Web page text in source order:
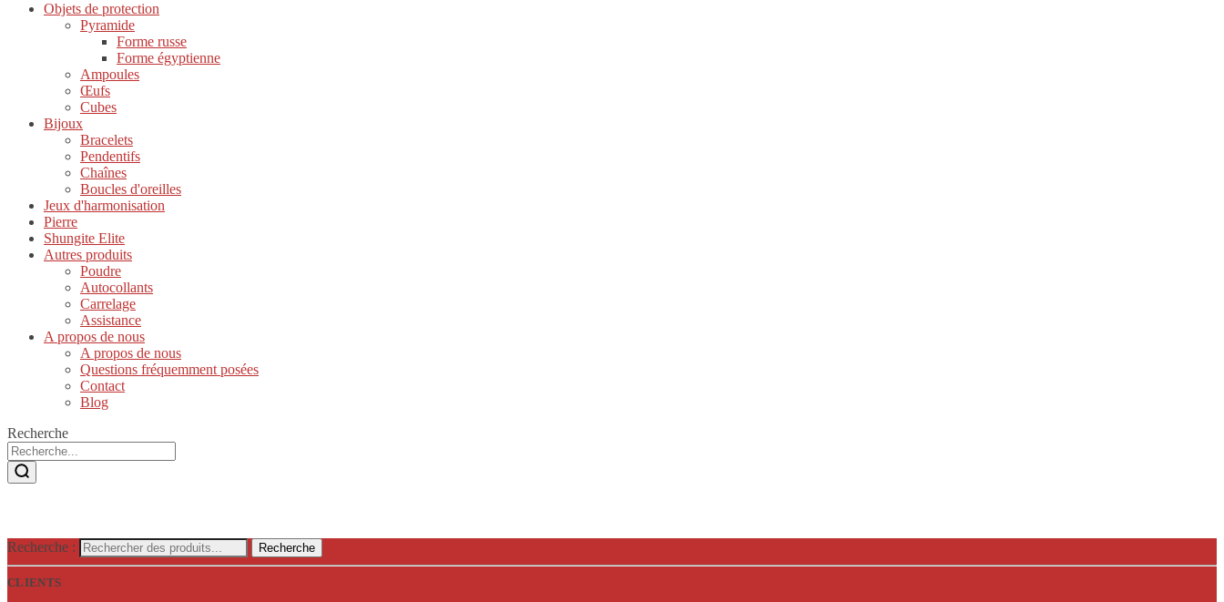
Objets de protection
Pyramide
Forme russe
Forme égyptienne
Ampoules
Œufs
Cubes
Bijoux
Bracelets
Pendentifs
Chaînes
Boucles d'oreilles
Jeux d'harmonisation
Pierre
Shungite Elite
Autres produits
Poudre
Autocollants
Carrelage
Assistance
A propos de nous
A propos de nous
Questions fréquemment posées
Contact
Blog
Recherche
Recherche : Recherche
CLIENTS